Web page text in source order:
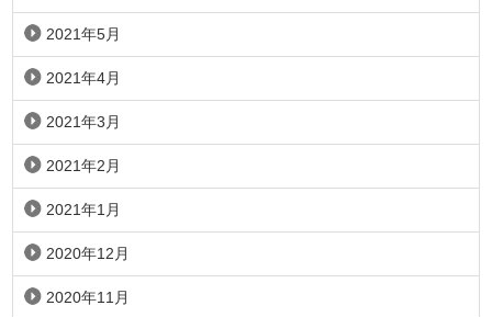
2021年5月
2021年4月
2021年3月
2021年2月
2021年1月
2020年12月
2020年11月